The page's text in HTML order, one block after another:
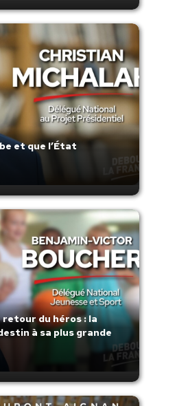
et que l’État
retour du héros : la
à sa plus grande